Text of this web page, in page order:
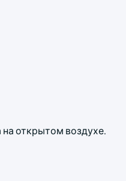
открытом воздухе.